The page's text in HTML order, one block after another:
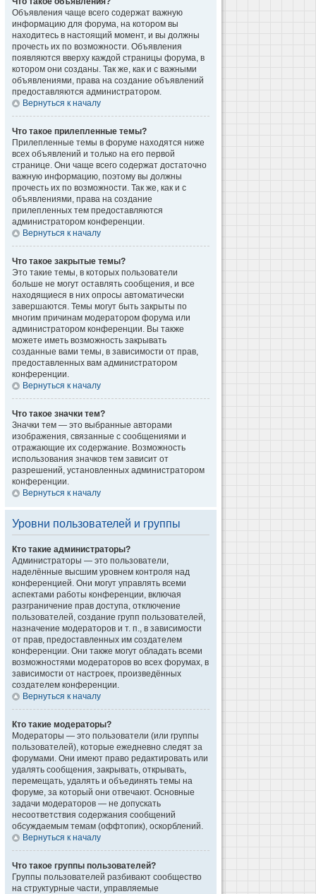
Объявления чаще всего содержат важную
информацию для форума, на котором вы
находитесь в настоящий момент, и вы должны
прочесть их по возможности. Объявления
появляются вверху каждой страницы форума, в
котором они созданы. Так же, как и с важными
объявлениями, права на создание объявлений
предоставляются администратором.
Вернуться к началу
Что такое прилепленные темы?
Прилепленные темы в форуме находятся ниже
всех объявлений и только на его первой
странице. Они чаще всего содержат достаточно
важную информацию, поэтому вы должны
прочесть их по возможности. Так же, как и с
объявлениями, права на создание
прилепленных тем предоставляются
администратором конференции.
Вернуться к началу
Что такое закрытые темы?
Это такие темы, в которых пользователи
больше не могут оставлять сообщения, и все
находящиеся в них опросы автоматически
завершаются. Темы могут быть закрыты по
многим причинам модератором форума или
администратором конференции. Вы также
можете иметь возможность закрывать
созданные вами темы, в зависимости от прав,
предоставленных вам администратором
конференции.
Вернуться к началу
Что такое значки тем?
Значки тем — это выбранные авторами
изображения, связанные с сообщениями и
отражающие их содержание. Возможность
использования значков тем зависит от
разрешений, установленных администратором
конференции.
Вернуться к началу
Уровни пользователей и группы
Кто такие администраторы?
Администраторы — это пользователи,
наделённые высшим уровнем контроля над
конференцией. Они могут управлять всеми
аспектами работы конференции, включая
разграничение прав доступа, отключение
пользователей, создание групп пользователей,
назначение модераторов и т. п., в зависимости
от прав, предоставленных им создателем
конференции. Они также могут обладать всеми
возможностями модераторов во всех форумах, в
зависимости от настроек, произведённых
создателем конференции.
Вернуться к началу
Кто такие модераторы?
Модераторы — это пользователи (или группы
пользователей), которые ежедневно следят за
форумами. Они имеют право редактировать или
удалять сообщения, закрывать, открывать,
перемещать, удалять и объединять темы на
форуме, за который они отвечают. Основные
задачи модераторов — не допускать
несоответствия содержания сообщений
обсуждаемым темам (оффтопик), оскорблений.
Вернуться к началу
Что такое группы пользователей?
Группы пользователей разбивают сообщество
на структурные части, управляемые